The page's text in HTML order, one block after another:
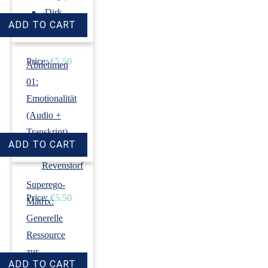
›Dirk
Revenstorf
Price: €5.50
Abnehmen
01:
Emotionalität
(Audio +
Transkript)
›Dirk
Revenstorf
Price: €5.50
Superego-
Matrix:
Generelle
Ressource
zur